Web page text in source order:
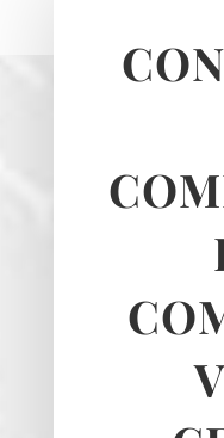
Le Perchay
Longuesse
Moussy
Neuilly-en-vexin
Seraincourt